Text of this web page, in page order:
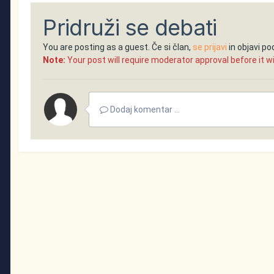
Pridruži se debati
You are posting as a guest. Če si član, se prijavi in objavi
Note: Your post will require moderator approval before it
Dodaj komentar ...